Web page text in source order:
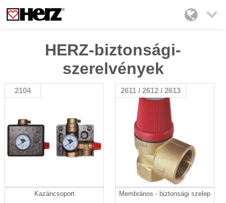

HERZ-biztonsági-
szerelvények
2104
Kazáncsoport
2611 / 2612 / 2613
Membrános - biztonsági szelep